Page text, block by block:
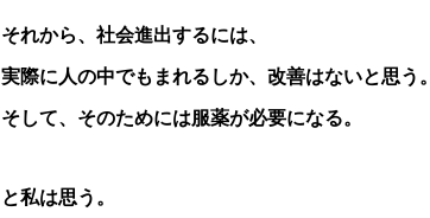
それから、社会進出するには、
実際に人の中でもまれるしか、改善はないと思う。
そして、そのためには服薬が必要になる。
と私は思う。